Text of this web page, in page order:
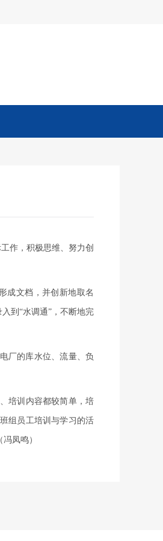
作，积极思维、努力创
成文档，并创新地取名
到“水调通”，不断地完
厂的库水位、流量、负
培训内容都较简单，培
组员工培训与学习的活
（ 冯凤鸣）